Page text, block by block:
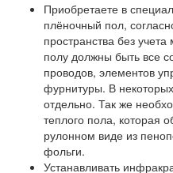
Приобретаете в
плёночный пол,
пространства без
полу должны быть все
проводов, элементов
фурнитуры. В
отдельно. Так же
теплого пола, которая
рулонном виде из
фольги.
Устанавливать